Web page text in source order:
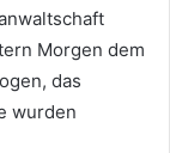
Morgen dem
das
wurden